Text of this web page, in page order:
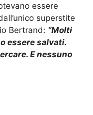
essere
superstite
Bertrand: “Molti
essere salvati.
E nessuno